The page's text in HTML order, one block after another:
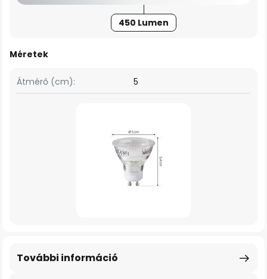
450 Lumen
Méretek
Átmérő (cm): 5
További információ